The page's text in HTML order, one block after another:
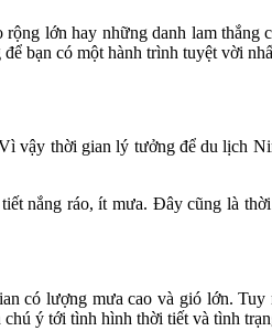
lớn hay những danh lam
bạn có một hành trình tuyệt vời
vậy thời gian lý tưởng để du lịch
nắng ráo, ít mưa. Đây cũng là
có lượng mưa cao và gió lớn.
ý tới tình hình thời tiết và tình